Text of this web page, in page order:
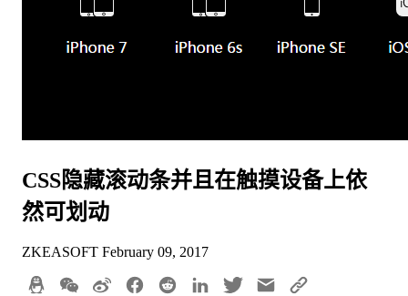
CSS隐藏滚动条并且在触摸设备上依
然可划动
ZKEASOFT February 09, 2017